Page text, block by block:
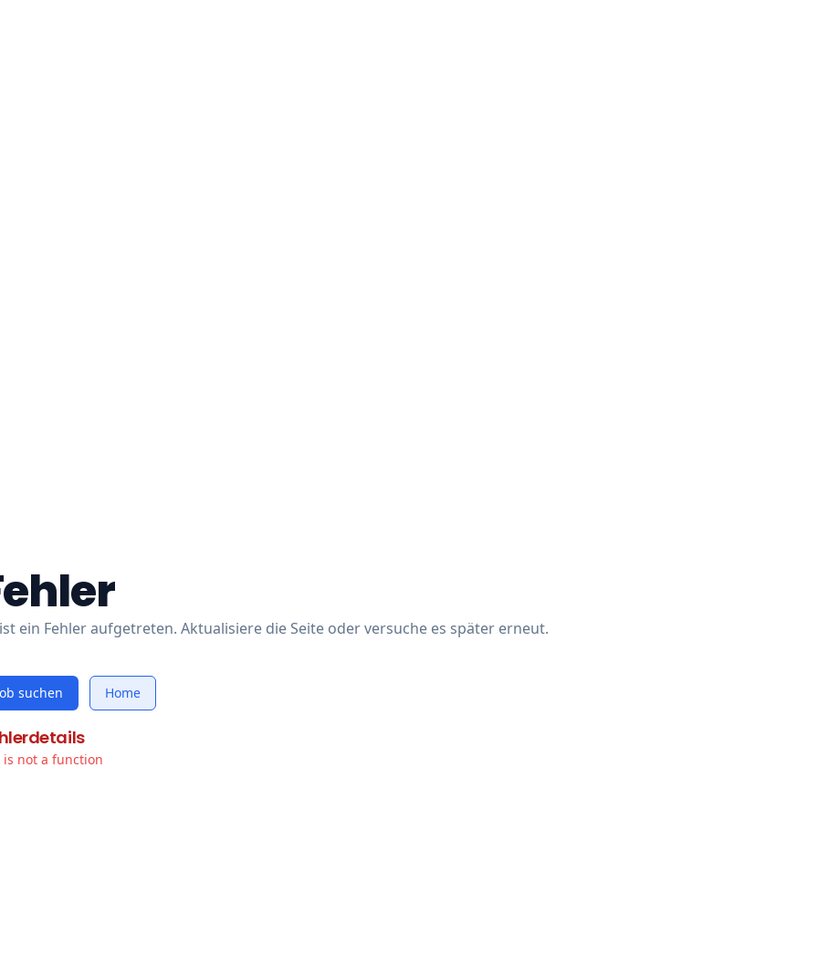
ein Fehler aufgetreten. Aktualisiere die Seite oder versuche es später erneut.
suchen Home
is not a function